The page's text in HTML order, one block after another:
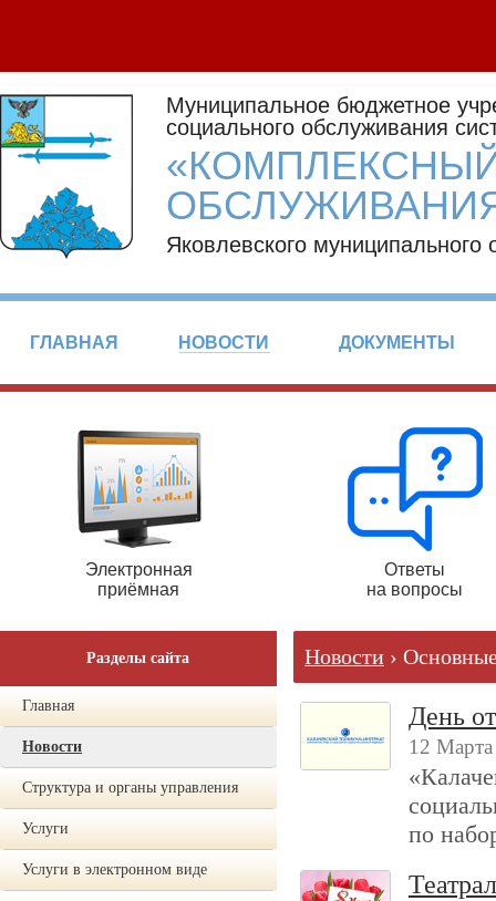
Муниципальное бюджетное
социального обслуживания
Яковлевского муниципального
ГЛАВНАЯ НОВОСТИ ДОКУМЕНТЫ
Электронная
приёмная
Ответы
на вопросы
Разделы сайта
Главная
Новости
Структура и органы управления
Услуги
Услуги в электронном виде
Новости ›
День
12
по